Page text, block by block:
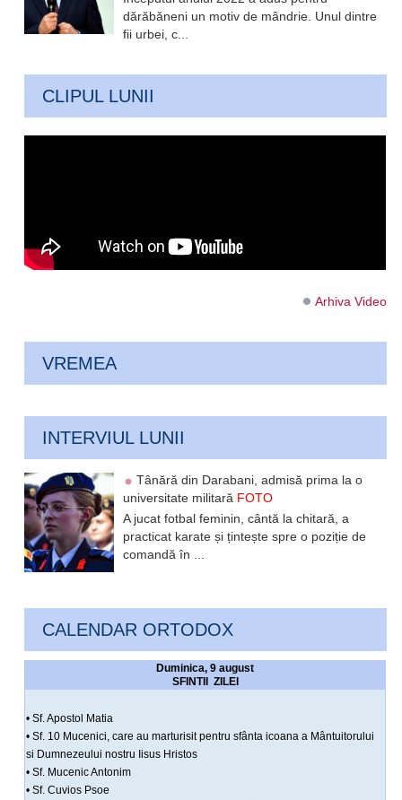
dărăbăneni un motiv de mândrie. Unul dintre
fii urbei, c...
CLIPUL LUNII
Arhiva Video
VREMEA
INTERVIUL LUNII
Tânără din Darabani, admisă prima la o
universitate militară FOTO
A jucat fotbal feminin, cântă la chitară, a
practicat karate și țintește spre o poziție de
comandă în ...
CALENDAR ORTODOX
Duminica, 9 august
SFINTII ZILEI
• Sf. Apostol Matia
• Sf. 10 Mucenici, care au marturisit pentru sfânta icoana a Mântuitorului
si Dumnezeului nostru Iisus Hristos
• Sf. Mucenic Antonim
• Sf. Cuvios Psoe